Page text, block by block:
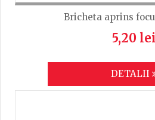
Bricheta aprins
5,20 lei
DETALII